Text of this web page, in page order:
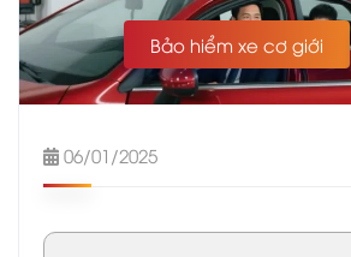
Bảo hiểm xe cơ giới
06/01/2025